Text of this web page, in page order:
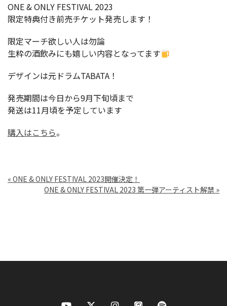
ONE & ONLY FESTIVAL 2023
限定特典付き前売チケット発売します！
限定マーチ欲しい人は勿論
生粋の酒飲みにも嬉しい内容となってます
デザインは元ドラムTABATA！
発売期間は今日から9月下旬頃まで
発送は11月頃を予定しています
購入はこちら。
« ONE & ONLY FESTIVAL 2023開催決定！
ONE & ONLY FESTIVAL 2023 第一弾アーティスト解禁 »